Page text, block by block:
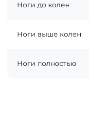
Ноги до колен
Ноги выше колен
Ноги полностью